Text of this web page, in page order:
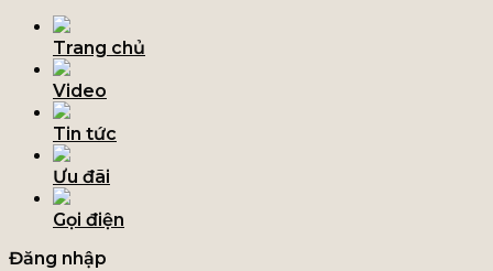
Trang chủ
Video
Tin tức
Ưu đãi
Gọi điện
Đăng nhập